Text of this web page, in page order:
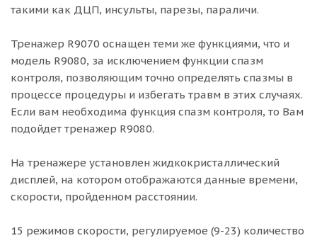
такими как ДЦП, инсульты, парезы, параличи.
Тренажер R9070 оснащен теми же функциями, что и
модель R9080, за исключением функции спазм
контроля, позволяющим точно определять спазмы в
процессе процедуры и избегать травм в этих случаях.
Если вам необходима функция спазм контроля, то Вам
подойдет тренажер R9080.
На тренажере установлен жидкокристаллический
дисплей, на котором отображаются данные времени,
скорости, пройденном расстоянии.
15 режимов скорости, регулируемое (9-23) количество